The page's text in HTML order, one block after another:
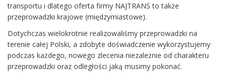
transportu i dlatego oferta firmy NAJTRANS to także
przeprowadzki krajowe (międzymiastowe).
Dotychczas wielokrotnie realizowaliśmy przeprowadzki na
terenie całej Polski, a zdobyte doświadczenie wykorzystujemy
podczas każdego, nowego zlecenia niezależnie od charakteru
przeprowadzki oraz odległości jaką musimy pokonać.